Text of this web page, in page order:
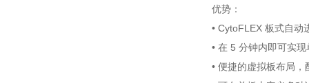
优势：
• CytoFLEX 板式自动
• 在 5 分钟内即可实
• 便捷的虚拟板布局